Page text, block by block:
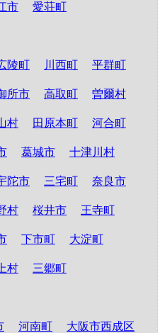
市 愛荘町
陵町 川西町 平群町
所市 高取町 曽爾村
村 田原本町 河合町
葛城市 十津川村
陀市 三宅町 奈良市
村 桜井市 王寺町
下市町 大淀町
村 三郷町
河南町 大阪市西成区